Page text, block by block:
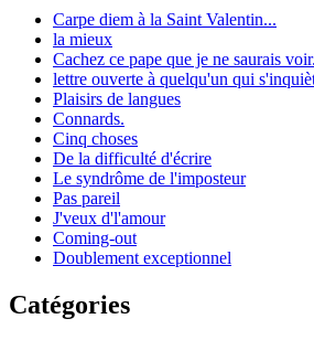
Carpe diem à la Saint Valentin...
la mieux
Cachez ce pape que je ne saurais
lettre ouverte à quelqu'un qui
Plaisirs de langues
Connards.
Cinq choses
De la difficulté d'écrire
Le syndrôme de l'imposteur
Pas pareil
J'veux d'l'amour
Coming-out
Doublement exceptionnel
Catégories